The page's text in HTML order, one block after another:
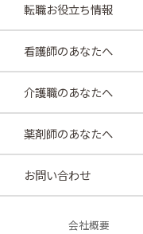
転職お役立ち情報
看護師のあなたへ
介護職のあなたへ
薬剤師のあなたへ
お問い合わせ
会社概要